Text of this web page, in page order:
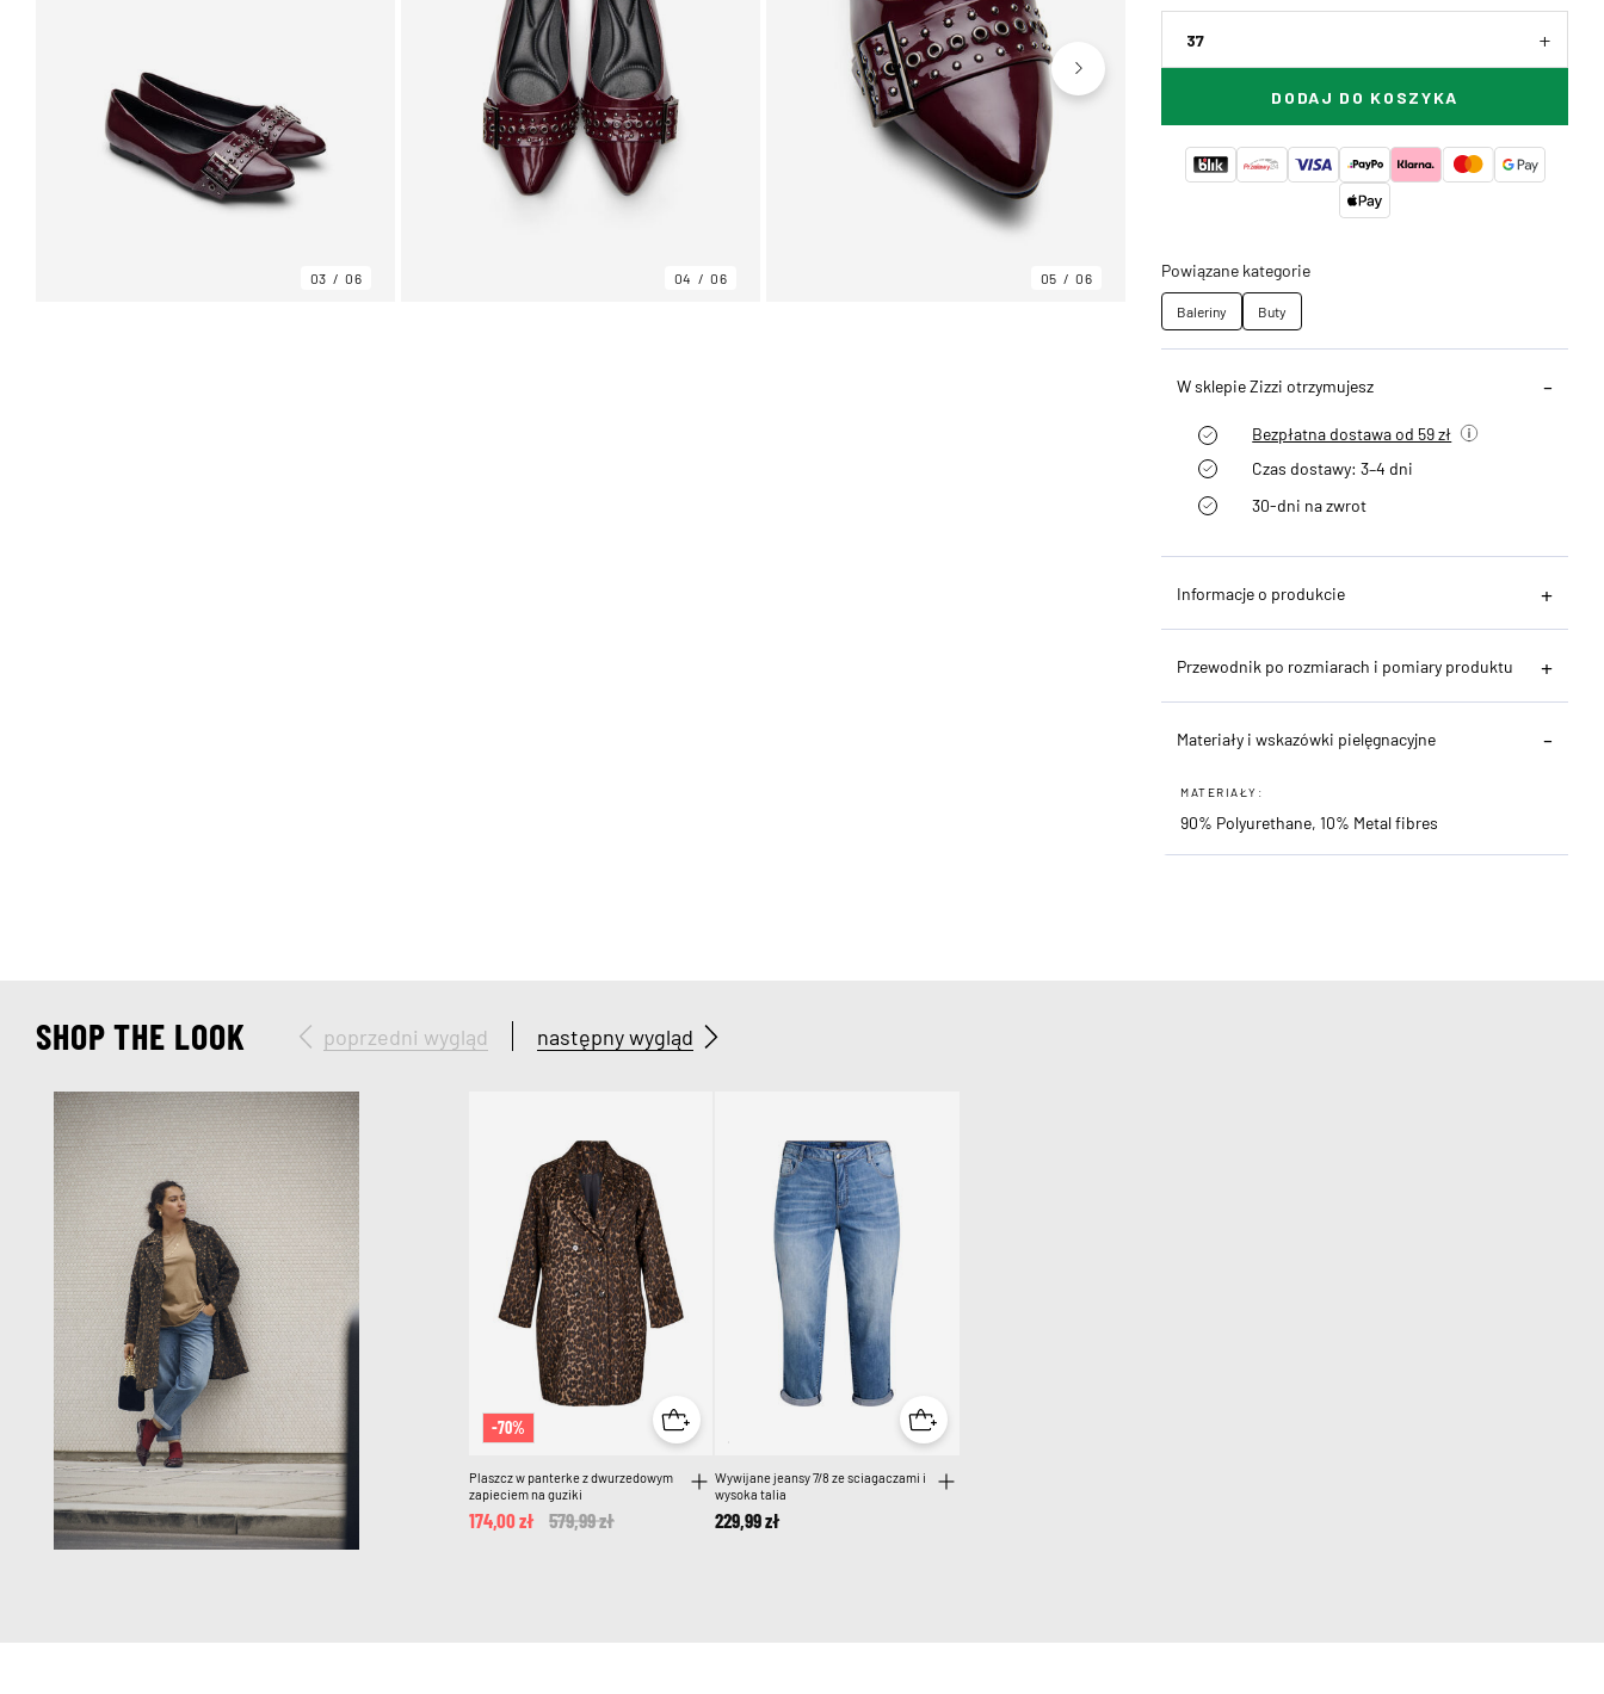
03 06 04 06 05 06
37
DODAJ DO KOSZYKA
Powiązane kategorie
Baleriny Buty
W sklepie Zizzi otrzymujesz
Bezpłatna dostawa od 59 zł
Czas dostawy: 3–4 dni
30-dni na zwrot
Informacje o produkcie
Przewodnik po rozmiarach i pomiary produktu
Materiały i wskazówki pielęgnacyjne
MATERIAŁY:
90% Polyurethane, 10% Metal fibres
SHOP THE LOOK poprzedni wygląd następny wygląd
-70%
Plaszcz w panterke z dwurzedowym
zapieciem na guziki
Price reduced from
579,99 złto
174,00 zł
Wywijane jeansy 7/8 ze sciagaczami i
wysoka talia
229,99 zł